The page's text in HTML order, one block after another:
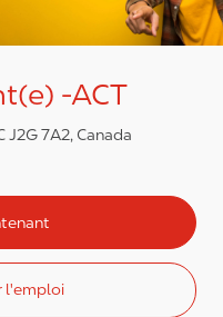
-ACT
J2G 7A2, Canada
l'emploi